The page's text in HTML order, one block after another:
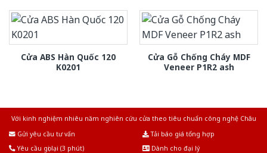
Cửa ABS Hàn Quốc 120
K0201
Cửa Gỗ Chống Cháy MDF
Veneer P1R2 ash
Với kinh nghiệm nhiêu năm nghiên cứu cửa theo tiêu chuẩn công nghệ Châu
Gửi yêu cầu tư vấn
Tải báo giá tổng hợp
Yêu cầu gọi lại (3 phút)
Dành cho đại lý